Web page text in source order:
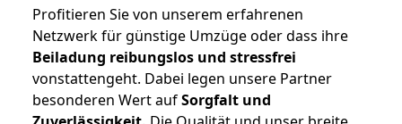
Profitieren Sie von unserem erfahrenen
Netzwerk für günstige Umzüge oder dass ihre
Beiladung reibungslos und stressfrei
vonstattengeht. Dabei legen unsere Partner
besonderen Wert aufSorgfalt und